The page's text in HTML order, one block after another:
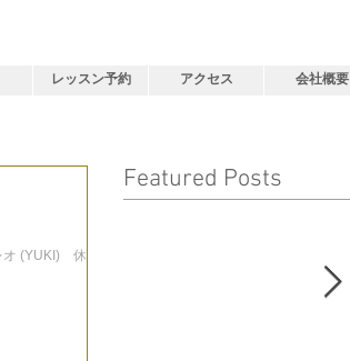
レッスン予約 アクセス 会社概要
(YUKI) 休講
Featured Posts